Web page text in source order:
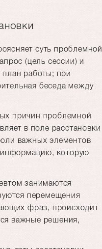
суть проблемной
(цель сессии) и
работы; при
беседа между
причин проблемной
в поле расстановки
важных элементов
информацию, которую
занимаются
перемещения
фраз, происходит
важные решения,